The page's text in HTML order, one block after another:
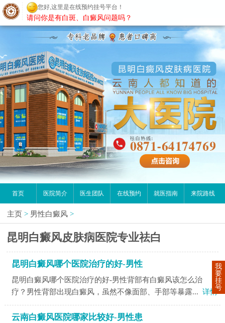
昆明白癜风医院
首页 医院简介 医生团队 在线预约 就医指南 来院路线
主页 > 男性白癜风 >
昆明白癜风皮肤病医院专业祛白
昆明白癜风哪个医院治疗的好-男性
昆明白癜风哪个医院治疗的好-男性背部有白癜风该怎么治
疗？男性背部出现白癜风，虽然不像面部、手部等暴露... 详情
云南白癜风医院哪家比较好-男性患
我
要
挂
号
您好,这里是在线预约挂号平台！
请问你是有白斑、白癜风问题吗？